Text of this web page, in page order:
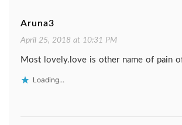
Aruna3
April 25, 2018 at 10:31 PM
Most lovely.love is other name of pain
Loading...